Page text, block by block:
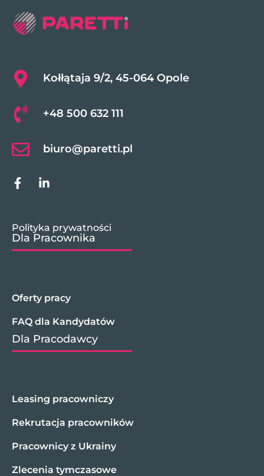
Kołłątaja 9/2, 45-064 Opole
+48 500 632 111
biuro@paretti.pl
Polityka prywatności
Dla Pracownika
Oferty pracy
FAQ dla Kandydatów
Dla Pracodawcy
Leasing pracowniczy
Rekrutacja pracowników
Pracownicy z Ukrainy
Zlecenia tymczasowe